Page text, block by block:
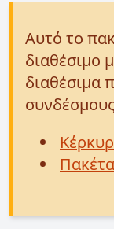
Αυτό το
διαθέσιμο
διαθέσιμα